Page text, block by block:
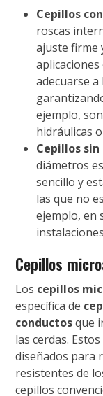
Cepillos
roscas
ajuste firme
aplicaciones
adecuarse
ejemplo,
hidráulicas
Cepillos sin
diámetros
sencillo y
las que no
ejemplo, en
Cepillos
Los cepillos
específica de
conductosque
las cerdas.
diseñados para
resistentes de
cepillos